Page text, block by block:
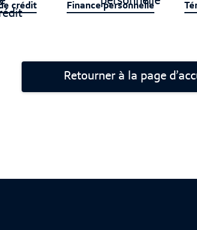
crédit Finance personnelle
Retourner à la page